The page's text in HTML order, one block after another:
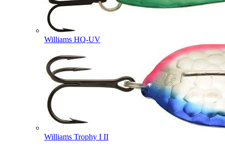
Williams HQ-UV
Williams Trophy I II